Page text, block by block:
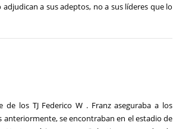
a sus adeptos, no a sus líderes que lo
los TJ Federico W . Franz aseguraba a los
anteriormente, se encontraban en el estadio de